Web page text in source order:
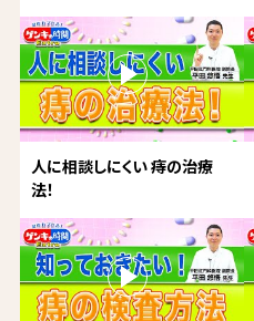
人に相談しにくい 痔の治療
法！